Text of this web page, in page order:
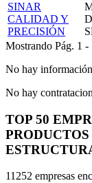
SINAR
CALIDAD Y
PRECISIÓN
Mostrando Pág. 1 -
No hay
No hay
TOP 50
11252 empresas